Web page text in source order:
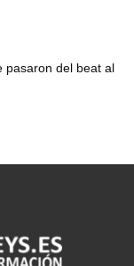
pasaron del beat al